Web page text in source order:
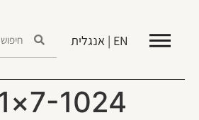
EN | אנגלית
7-1024×571